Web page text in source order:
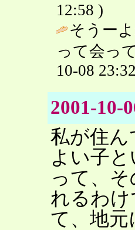
12:58 )
そうー
って会っ
10-08
2001-
私が住ん
よい子
って、
れるわ
て、地